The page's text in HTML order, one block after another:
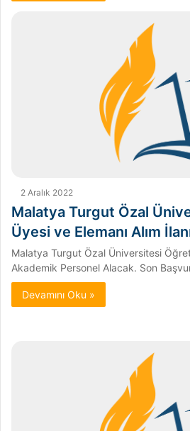
2 Aralık 2022
Malatya Turgut Özal
Üyesi ve Elemanı Alım
Malatya Turgut Özal Üniversitesi
Akademik Personel Alacak. Son
Devamını Oku »